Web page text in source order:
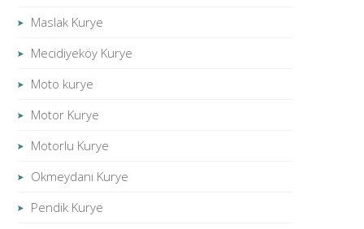
Maslak Kurye
Mecidiyeköy Kurye
Moto kurye
Motor Kurye
Motorlu Kurye
Okmeydanı Kurye
Pendik Kurye